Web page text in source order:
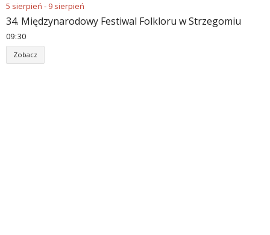
5 sierpień - 9 sierpień
34. Międzynarodowy Festiwal Folkloru w Strzegomiu
09:30
Zobacz